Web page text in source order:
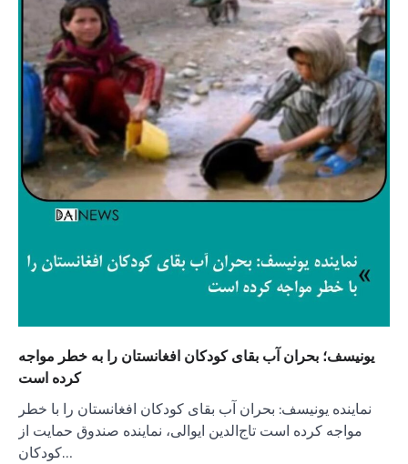
یونیسف؛ بحران آب بقای کودکان افغانستان را به خطر مواجه
کرده است
نماینده یونیسف: بحران آب بقای کودکان افغانستان را با خطر
مواجه کرده است تاج‌الدین ایوالی، نماینده صندوق حمایت از
کودکان…